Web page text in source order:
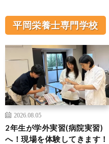
平岡栄養士専門学校
2026.08.05
2年生が学外実習(病院実習)
へ！現場を体験してきます！